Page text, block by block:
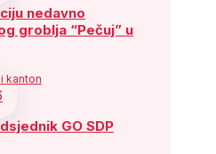
nedavno
groblja “Pečuj” u
kanton
GO SDP